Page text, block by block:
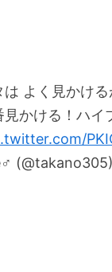
よく見かける
見かける！ハイ
(@takano305)